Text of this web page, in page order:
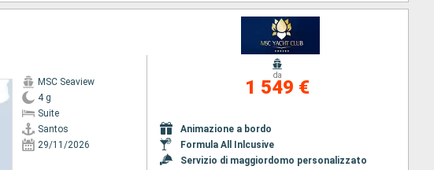
MSC Seaview
4 g
Suite
Santos
29/11/2026
da
1 549 €
Animazione a bordo
Formula All Inlcusive
Servizio di maggiordomo personalizzato